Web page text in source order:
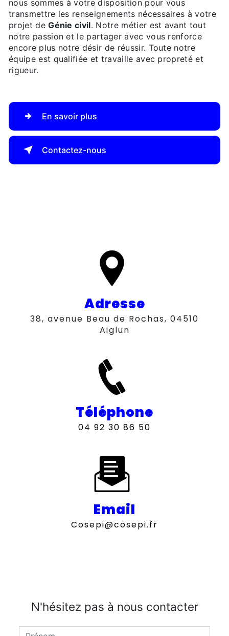
nous sommes à votre disposition pour vous
transmettre les renseignements nécessaires à votre
projet deGénie civil. Notre métier est avant tout
notre passion et le partager avec vous renforce
encore plus notre désir de réussir. Toute notre
équipe est qualifiée et travaille avec propreté et
rigueur.
En savoir plus
Contactez-nous
Adresse
38, avenue Beau de Rochas, 04510
Aiglun
Téléphone
04 92 30 86 50
Email
cosepi@cosepi.fr
N'hésitez pas à nous contacter